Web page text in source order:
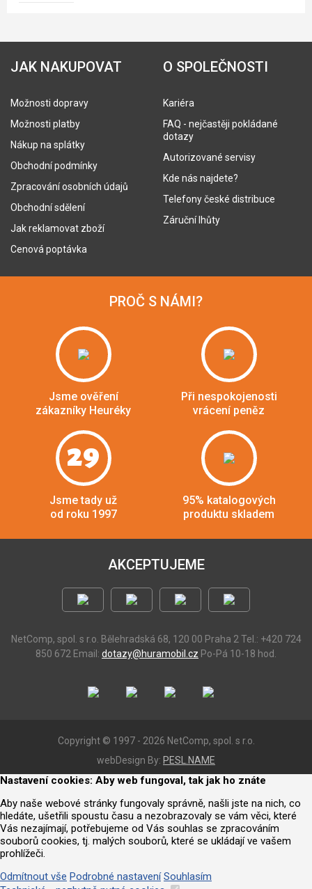
JAK NAKUPOVAT
Možnosti dopravy
Možnosti platby
Nákup na splátky
Obchodní podmínky
Zpracování osobních údajů
Obchodní sdělení
Jak reklamovat zboží
Cenová poptávka
O SPOLEČNOSTI
Kariéra
FAQ - nejčastěji pokládané
dotazy
Autorizované servisy
Kde nás najdete?
Telefony české distribuce
Záruční lhůty
PROČ S NÁMI?
Jsme ověření
zákazníky Heuréky
Při nespokojenosti
vrácení peněz
29
Jsme tady už
od roku 1997
95% katalogových
produktu skladem
AKCEPTUJEME
NetComp, spol. s r.o. Bělehradská 68, 120 00 Praha 2 Tel.: +420 724
850 672 Email: dotazy@huramobil.cz Po-Pá 10-18 hod.
Copyright © 1997 - 2026 NetComp, spol. s r.o.
webDesign By: PESL.NAME
Nastavení cookies: Aby web fungoval, tak jak ho znáte
Aby naše webové stránky fungovaly správně, našli jste na nich, co
hledáte, ušetřili spoustu času a nezobrazovaly se vám věci, které
Vás nezajímají, potřebujeme od Vás souhlas se zpracováním
souborů cookies, tj. malých souborů, které se ukládají ve vašem
prohlížeči.
Odmítnout vše Podrobné nastavení Souhlasím